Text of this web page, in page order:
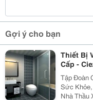
Gợi ý cho bạn
Thiết Bị
Cấp -
Tập Đoàn
Sức
Nhà Thầu